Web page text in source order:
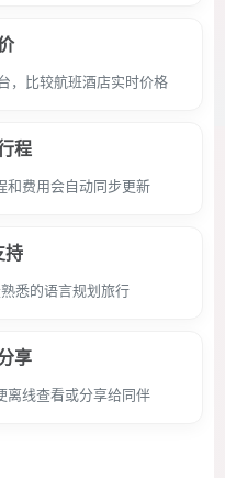
，比较航班酒店实时价格
程
和费用会自动同步更新
持
悉的语言规划旅行
享
离线查看或分享给同伴